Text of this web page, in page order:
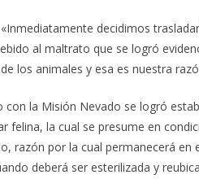
decidimos
al maltrato que se logró
los animales y esa es nuestra
con la Misión Nevado se logró
felina, la cual se presume en
razón por la cual permanecerá
deberá ser esterilizada y